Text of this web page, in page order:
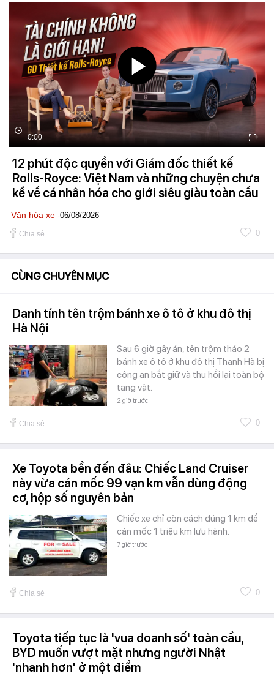
0:00
12 phút độc quyền với Giám đốc thiết kế
Rolls-Royce: Việt Nam và những chuyện chưa
kể về cá nhân hóa cho giới siêu giàu toàn cầu
Văn hóa xe -06/08/2026
Chia sẻ 0
CÙNG CHUYÊN MỤC
Danh tính tên trộm bánh xe ô tô ở khu đô thị
Hà Nội
Sau 6 giờ gây án, tên trộm tháo 2
bánh xe ô tô ở khu đô thị Thanh Hà bị
công an bắt giữ và thu hồi lại toàn bộ
tang vật.
2 giờ trước
Chia sẻ 0
Xe Toyota bền đến đâu: Chiếc Land Cruiser
này vừa cán mốc 99 vạn km vẫn dùng động
cơ, hộp số nguyên bản
Chiếc xe chỉ còn cách đúng 1 km để
cán mốc 1 triệu km lưu hành.
7 giờ trước
Chia sẻ 0
Toyota tiếp tục là 'vua doanh số' toàn cầu,
BYD muốn vượt mặt nhưng người Nhật
'nhanh hơn' ở một điểm